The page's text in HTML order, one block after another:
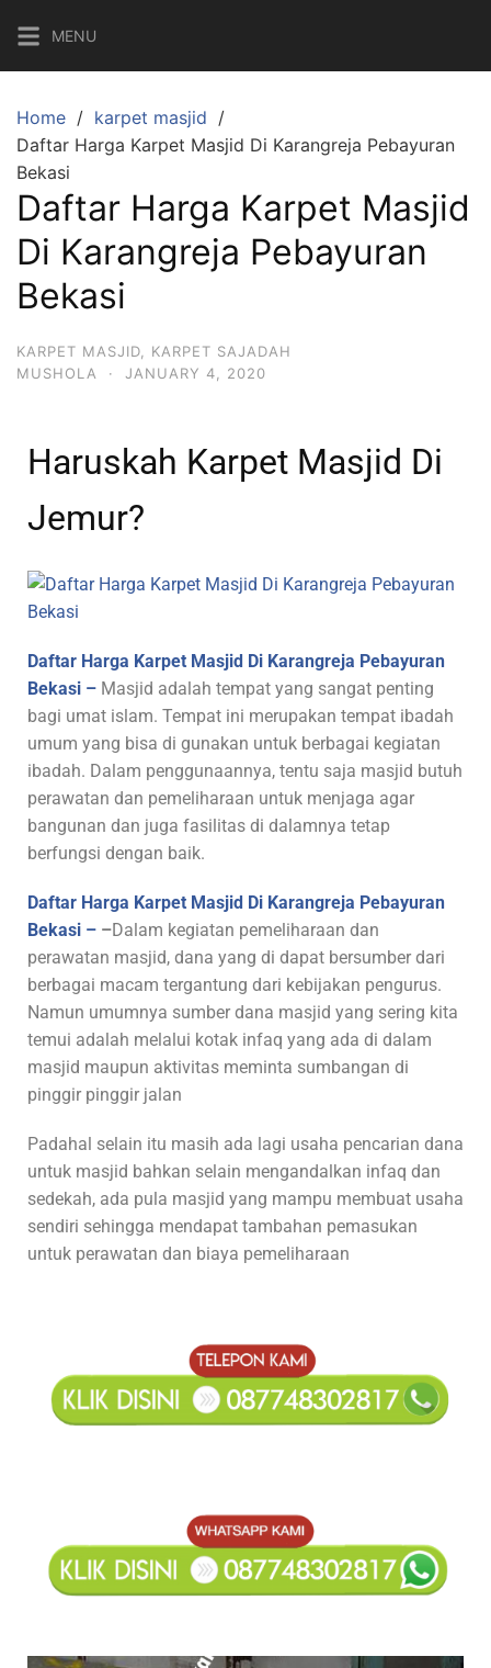
MENU
Home
karpet masjid
Daftar Harga Karpet Masjid Di Karangreja Pebayuran
Bekasi
Daftar Harga Karpet Masjid
Di Karangreja Pebayuran
Bekasi
KARPET MASJID
KARPET SAJADAH
MUSHOLA
· JANUARY 4, 2020
Haruskah Karpet Masjid Di
Jemur?
Daftar Harga Karpet Masjid Di Karangreja Pebayuran
Bekasi – Masjid adalah tempat yang sangat penting
bagi umat islam. Tempat ini merupakan tempat ibadah
umum yang bisa di gunakan untuk berbagai kegiatan
ibadah. Dalam penggunaannya, tentu saja masjid butuh
perawatan dan pemeliharaan untuk menjaga agar
bangunan dan juga fasilitas di dalamnya tetap
berfungsi dengan baik.
Daftar Harga Karpet Masjid Di Karangreja Pebayuran
Bekasi – –Dalam kegiatan pemeliharaan dan
perawatan masjid, dana yang di dapat bersumber dari
berbagai macam tergantung dari kebijakan pengurus.
Namun umumnya sumber dana masjid yang sering kita
temui adalah melalui kotak infaq yang ada di dalam
masjid maupun aktivitas meminta sumbangan di
pinggir pinggir jalan
Padahal selain itu masih ada lagi usaha pencarian dana
untuk masjid bahkan selain mengandalkan infaq dan
sedekah, ada pula masjid yang mampu membuat usaha
sendiri sehingga mendapat tambahan pemasukan
untuk perawatan dan biaya pemeliharaan